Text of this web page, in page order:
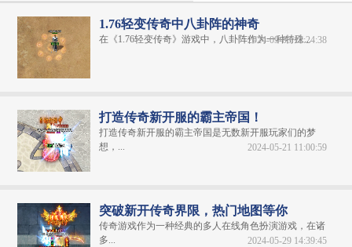
1.76轻变传奇中八卦阵的神奇
在《1.76轻变传奇​》游戏中，八卦阵作为一种特殊...
2024-09-03 12:24:38
打造传奇新开服的霸主帝国！
打造传奇新开服的霸主帝国是无数新开服玩家们的梦
想，...
2024-05-21 11:00:59
突破新开传奇界限，热门地图等你
传奇游戏作为一种经典的多人在线角色扮演游戏，在诸
多...
2024-05-29 14:39:45